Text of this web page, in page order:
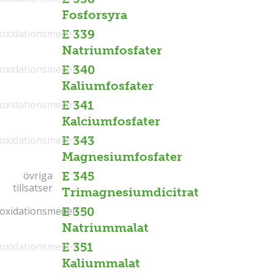
Fosforsyra
E 339
Natriumfosfater
E 340
Kaliumfosfater
E 341
Kalciumfosfater
E 343
Magnesiumfosfater
E 345
Trimagnesiumdicitrat
övriga
tillsatser
övriga
tillsatser
E 350
Natriummalat
E 351
Kaliummalat